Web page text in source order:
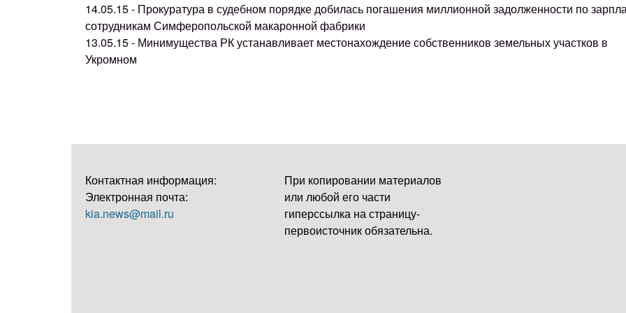
14.05.15 - Прокуратура в судебном порядке добилась погашения миллионной задолженности по
сотрудникам Симферопольской макаронной фабрики
13.05.15 - Минимущества РК устанавливает местонахождение собственников земельных участков в
Укромном
Контактная информация:
Электронная почта:
kia.news@mail.ru
При копировании материалов
или любой его части
гиперссылка на страницу-
первоисточник обязательна.